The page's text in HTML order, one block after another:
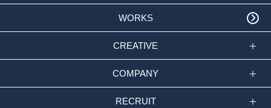
WORKS
CREATIVE
COMPANY
RECRUIT